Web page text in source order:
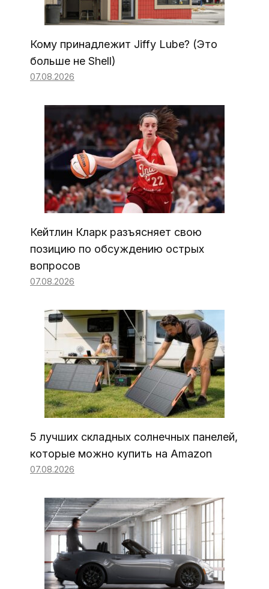
Кому принадлежит Jiffy Lube? (Это
больше не Shell)
07.08.2026
Кейтлин Кларк разъясняет свою
позицию по обсуждению острых
вопросов
07.08.2026
5 лучших складных солнечных панелей,
которые можно купить на Amazon
07.08.2026